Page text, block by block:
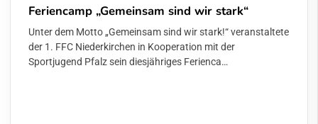
Feriencamp „Gemeinsam sind wir stark“
Unter dem Motto „Gemeinsam sind wir stark!“ veranstaltete
der 1. FFC Niederkirchen in Kooperation mit der
Sportjugend Pfalz sein diesjähriges Ferienca…